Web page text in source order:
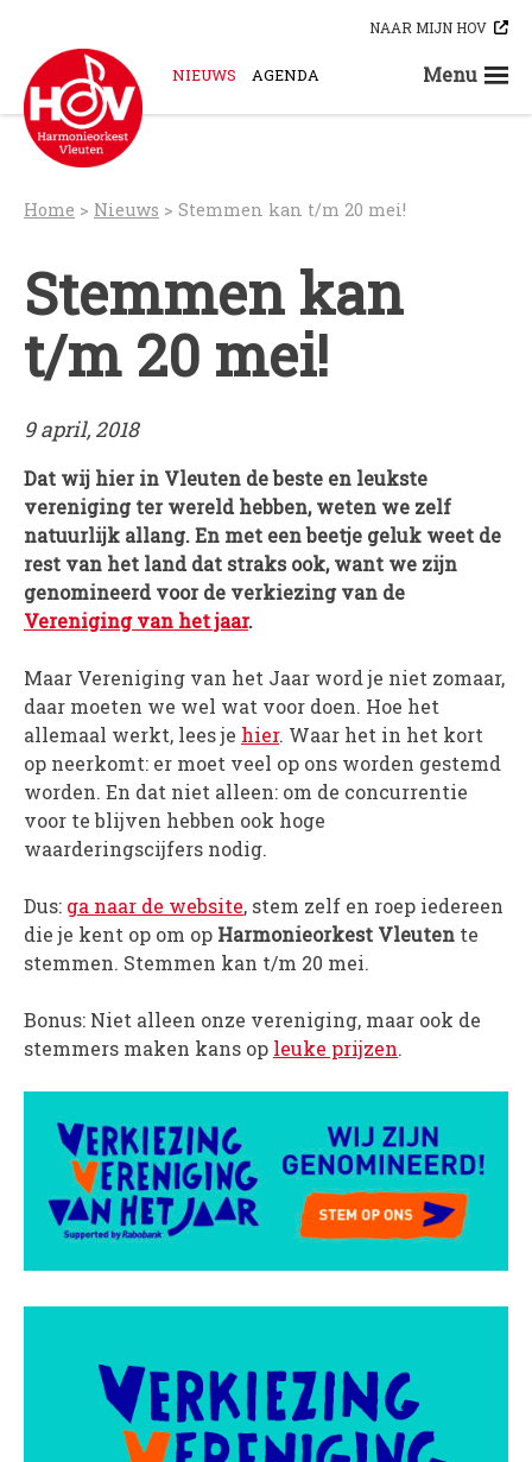
content
NAAR MIJN HOV
NIEUWS AGENDA
Menu
HOV-B
HOV-D
HOV-G
Saxofoonkwartet Hova Zembla
Klarinettenensemble Brandhout
PROJECTEN
Muziek is de Basis!
Zomerorkest Vleuten
Saxophone Orchestra
Moet je Hoor’n!
HOV Loud & Proud
OVER ONS
Wie zijn we?
Dirigenten
Verenigingsstukken
Historie
Contact
WINKELWAGEN
Home > Nieuws > Stemmen kan t/m 20 mei!
Stemmen kan
t/m 20 mei!
9 april, 2018
Dat wij hier in Vleuten de beste en leukste
vereniging ter wereld hebben, weten we zelf
natuurlijk allang. En met een beetje geluk weet de
rest van het land dat straks ook, want we zijn
genomineerd voor de verkiezing van de
Vereniging van het jaar.
Maar Vereniging van het Jaar word je niet zomaar,
daar moeten we wel wat voor doen. Hoe het
allemaal werkt, lees je hier. Waar het in het kort
op neerkomt: er moet veel op ons worden gestemd
worden. En dat niet alleen: om de concurrentie
voor te blijven hebben ook hoge
waarderingscijfers nodig.
Dus: ga naar de website, stem zelf en roep iedereen
die je kent op om op Harmonieorkest Vleuten te
stemmen. Stemmen kan t/m 20 mei.
Bonus: Niet alleen onze vereniging, maar ook de
stemmers maken kans op leuke prijzen.